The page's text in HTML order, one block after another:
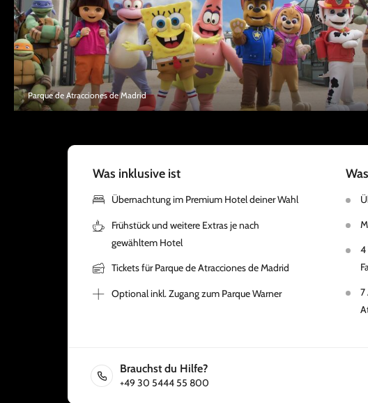
Parque de Atracciones de Madrid
Was inklusive ist
Übernachtung im Premium Hotel deiner Wahl
Frühstück und weitere Extras je nach
gewähltem Hotel
Tickets für Parque de Atracciones de Madrid
Optional inkl. Zugang zum Parque Warner
4
7
Brauchst du Hilfe?
+49 30 5444 55 800